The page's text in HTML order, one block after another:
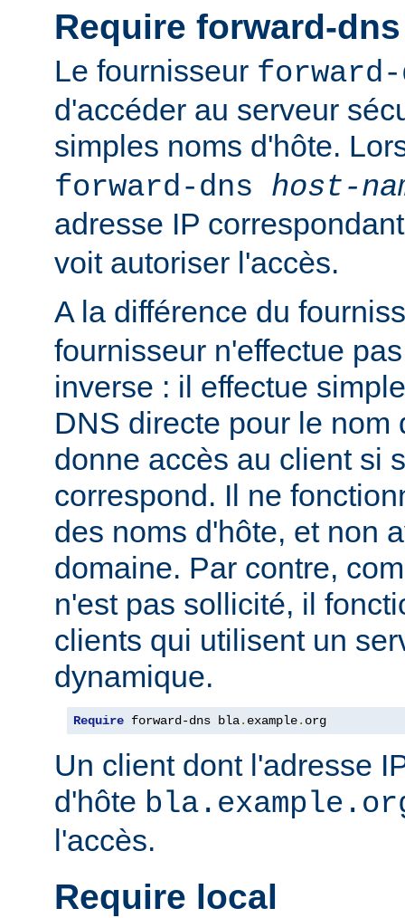
Require forward-dns
Le fournisseur forward-
d'accéder au serveur
simples noms d'hôte.
forward-dns host-
adresse IP
voit autoriser l'accès.
A la différence du
fournisseur n'effectue
inverse : il effectue
DNS directe pour le nom
donne accès au client si
correspond. Il ne
des noms d'hôte, et non
domaine. Par contre,
n'est pas sollicité, il
clients qui utilisent un
dynamique.
Require forward-dns bla. example. org
Un client dont l'adresse
d'hôte
l'accès.
Require local